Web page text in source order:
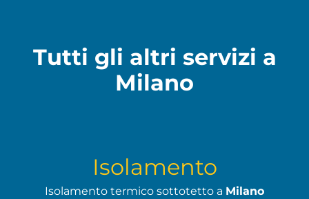
Tutti gli altri servizi a
Milano
Isolamento
Isolamento termico sottotetto a Milano